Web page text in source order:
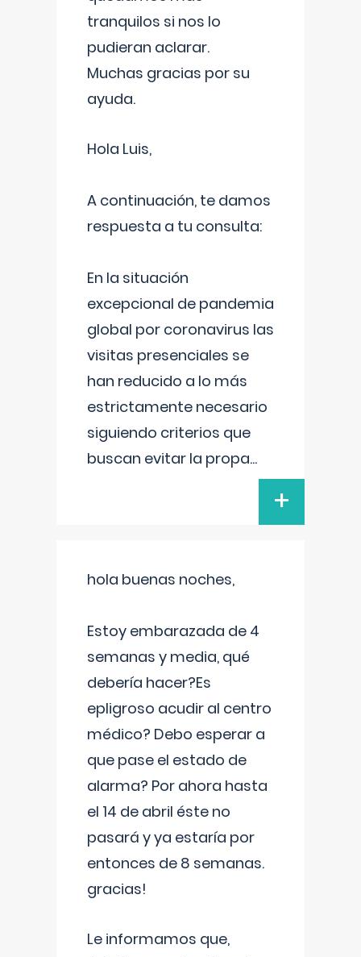
tranquilos si nos lo
pudieran aclarar.
Muchas gracias por su
ayuda.
Hola Luis,
A continuación, te damos
respuesta a tu consulta:
En la situación
excepcional de pandemia
global por coronavirus las
visitas presenciales se
han reducido a lo más
estrictamente necesario
siguiendo criterios que
buscan evitar la propa...
+
hola buenas noches,
Estoy embarazada de 4
semanas y media, qué
debería hacer?Es
epligroso acudir al centro
médico? Debo esperar a
que pase el estado de
alarma? Por ahora hasta
el 14 de abril éste no
pasará y ya estaría por
entonces de 8 semanas.
gracias!
Le informamos que,